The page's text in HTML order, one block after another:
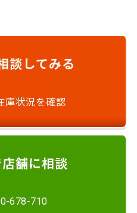
談 してみる
庫状況を確認
舗に相談
678-710